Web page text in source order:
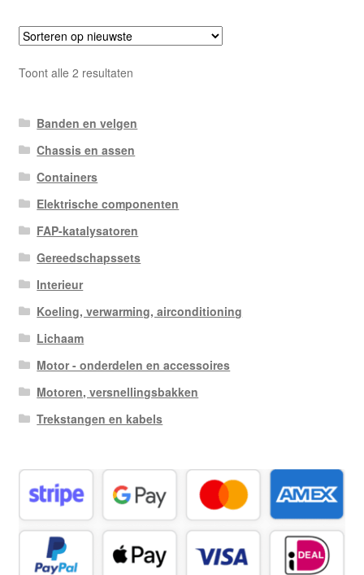
Toont alle 2 resultatenGesorteerd
Banden en velgen
Chassis en assen
Containers
Elektrische componenten
FAP-katalysatoren
Gereedschapssets
Interieur
Koeling, verwarming, airconditioning
Lichaam
Motor - onderdelen en accessoires
Motoren, versnellingsbakken
Trekstangen en kabels